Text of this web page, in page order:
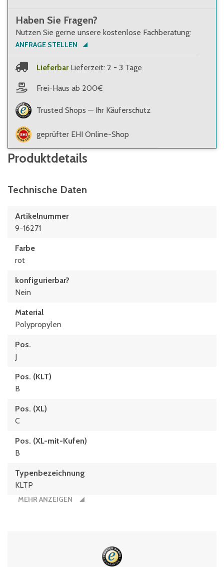
Haben Sie Fragen?
Nutzen Sie gerne unsere kostenlose Fachberatung:
ANFRAGE STELLEN
Lieferbar Lieferzeit: 2 - 3 Tage
Frei-Haus ab 200€
Trusted Shops — Ihr Käuferschutz
geprüfter EHI Online-Shop
Produktdetails
Technische Daten
Artikelnummer
9-16271
Farbe
rot
konfigurierbar?
Nein
Material
Polypropylen
Pos.
J
Pos. (KLT)
B
Pos. (XL)
C
Pos. (XL-mit-Kufen)
B
Typenbezeichnung
KLTP
MEHR ANZEIGEN